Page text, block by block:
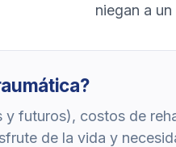
niegan a
futuros), costos de
de la vida y